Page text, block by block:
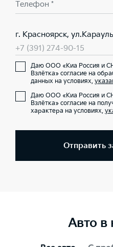
Телефон *
г. Красноярск,
+7 (391) 274-90-15
Даю ООО «Киа Россия и
Взлётка» согласие на
данных на условиях,
Даю ООО «Киа Россия и
Взлётка» согласие на
характера на условиях,
Отправить
Авто в